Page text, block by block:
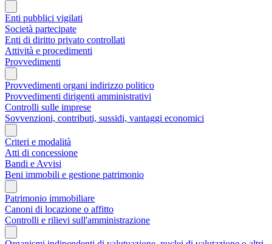
Enti pubblici vigilati
Società partecipate
Enti di diritto privato controllati
Attività e procedimenti
Provvedimenti
Provvedimenti organi indirizzo politico
Provvedimenti dirigenti amministrativi
Controlli sulle imprese
Sovvenzioni, contributi, sussidi, vantaggi economici
Criteri e modalità
Atti di concessione
Bandi e Avvisi
Beni immobili e gestione patrimonio
Patrimonio immobiliare
Canoni di locazione o affitto
Controlli e rilievi sull'amministrazione